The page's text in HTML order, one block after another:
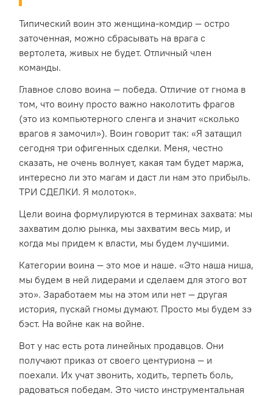
Типический воин это женщина-комдир — остро
заточенная, можно сбрасывать на врага с
вертолета, живых не будет. Отличный член
команды.
Главное слово воина — победа. Отличие от гнома в
том, что воину просто важно наколотить фрагов
(это из компьютерного сленга и значит «сколько
врагов я замочил»). Воин говорит так: «Я затащил
сегодня три офигенных сделки. Меня, честно
сказать, не очень волнует, какая там будет маржа,
интересно ли это магам и даст ли нам это прибыль.
ТРИ СДЕЛКИ. Я молоток».
Цели воина формулируются в терминах захвата: мы
захватим долю рынка, мы захватим весь мир, и
когда мы придем к власти, мы будем лучшими.
Категории воина — это мое и наше. «Это наша ниша,
мы будем в ней лидерами и сделаем для этого вот
это». Заработаем мы на этом или нет — другая
история, пускай гномы думают. Просто мы будем зэ
бэст. На войне как на войне.
Вот у нас есть рота линейных продавцов. Они
получают приказ от своего центуриона — и
поехали. Их учат звонить, ходить, терпеть боль,
радоваться победам. Это чисто инструментальная